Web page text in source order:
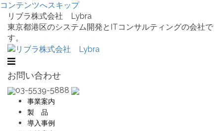
コンテンツへスキップ
リブラ株式会社 Lybra
東京都港区のシステム開発とITコンサルティングの会社で
す。
お問い合わせ
03-5539-5888
事業案内
製 品
導入事例